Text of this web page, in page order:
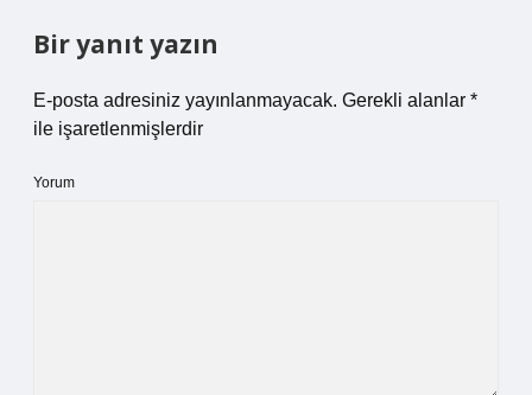
Bir yanıt yazın
E-posta adresiniz yayınlanmayacak. Gerekli alanlar *
ile işaretlenmişlerdir
Yorum